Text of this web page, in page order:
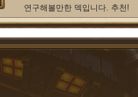
연구해볼만한 덱입니다. 추천!